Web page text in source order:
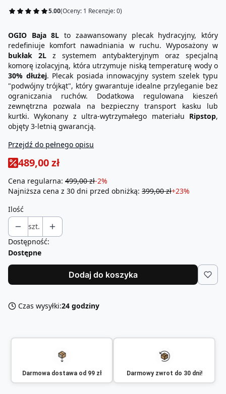
5.00(Oceny: 1 Recenzje: 0)
OGIO Baja 8L to zaawansowany plecak hydracyjny, który
redefiniuje komfort nawadniania w ruchu. Wyposażony w
bukłak 2L z systemem antybakteryjnym oraz specjalną
komorę izolacyjną, która utrzymuje niską temperaturę wody o
30% dłużej. Plecak posiada innowacyjny system szelek typu
"podwójny trójkąt", który gwarantuje idealne przyleganie bez
ograniczania ruchów. Dodatkowa regulowana kieszeń
zewnętrzna pozwala na bezpieczny transport kasku lub
kurtki. Wykonany z ultra-wytrzymałego materiału Ripstop,
objęty 3-letnią gwarancją.
Przejdź do pełnego opisu
489,00 zł
Cena regularna: 499,00 zł-2%
Najniższa cena z 30 dni przed obniżką: 399,00 zł+23%
Ilość
szt.
Dostępność:
Dostępne
Dodaj do koszyka
Czas wysyłki:24 godziny
Darmowa dostawa od 99 zł Darmowy zwrot do 30 dni!